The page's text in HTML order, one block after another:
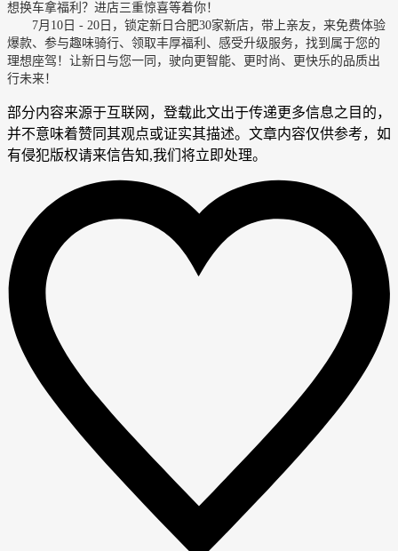
想换车拿福利？进店三重惊喜等着你！
7月10日 - 20日，锁定新日合肥30家新店，带上亲友，来免费体验
爆款、参与趣味骑行、领取丰厚福利、感受升级服务，找到属于您的
理想座驾！让新日与您一同，驶向更智能、更时尚、更快乐的品质出
行未来！
部分内容来源于互联网，登载此文出于传递更多信息之目的，
并不意味着赞同其观点或证实其描述。文章内容仅供参考，如
有侵犯版权请来信告知,我们将立即处理。